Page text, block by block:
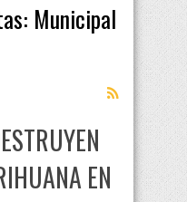
Municipal
EN